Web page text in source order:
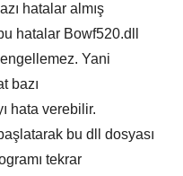
hatalar almış
hatalar Bowf520.dll
Yani
bazı
hata verebilir.
bu dll dosyası
tekrar